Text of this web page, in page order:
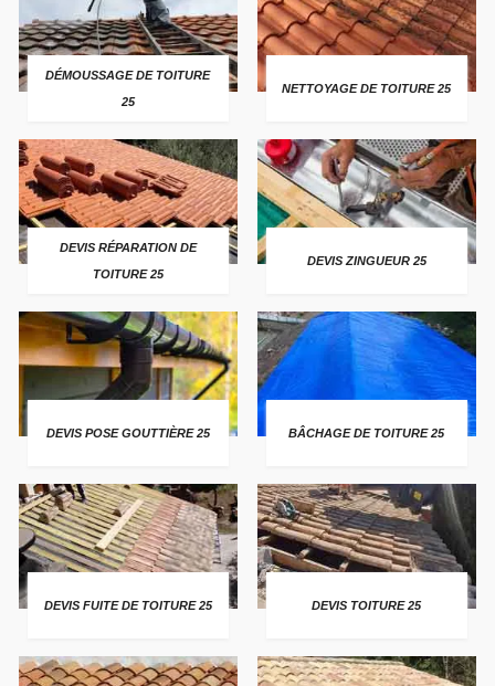
DÉMOUSSAGE DE TOITURE
25
NETTOYAGE DE TOITURE 25
DEVIS RÉPARATION DE
TOITURE 25
DEVIS ZINGUEUR 25
DEVIS POSE GOUTTIÈRE 25 BÂCHAGE DE TOITURE 25
DEVIS FUITE DE TOITURE 25 DEVIS TOITURE 25